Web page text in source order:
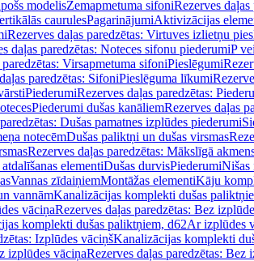
modelisZemapmetuma sifoniRezerves
caurulesPagarinājumiAktivizācijas
Rezerves daļas paredzētas: Virtuves izlietņu
daļas paredzētas: Noteces sifonu piederumiP
Virsapmetuma sifoniPieslēgumi
paredzētas: SifoniPieslēguma līkumi
PiederumiRezerves daļas paredzētas:
Piederumi dušas kanāliemRezerves daļas
Dušas pamatnes izplūdes piederumi
notecēmDušas paliktņi un dušas virsmas
Rezerves daļas paredzētas: Mākslīgā
elementiDušas durvisPiederumiNišas
Vannas zīdaiņiemMontāžas elementiKāju
vannāmKanalizācijas komplekti dušas
vāciņaRezerves daļas paredzētas: Bez
komplekti dušas paliktņiem, d62Ar izplūdes
Izplūdes vāciņšKanalizācijas komplekti
izplūdes vāciņaRezerves daļas paredzētas: Bez